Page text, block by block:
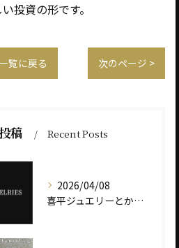
投資の形です。
覧に戻る 次のページ >
稿 Recent Posts
2026/04/08
喜平ジュエリーとかけまして、税金とときます。 その心は――“重さ”が価値を決めます。